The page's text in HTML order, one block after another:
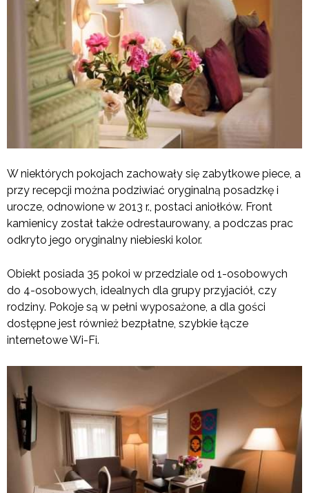
W niektórych pokojach zachowały się zabytkowe piece, a
przy recepcji można podziwiać oryginalną posadzkę i
urocze, odnowione w 2013 r., postaci aniołków. Front
kamienicy został także odrestaurowany, a podczas prac
odkryto jego oryginalny niebieski kolor.
Obiekt posiada 35 pokoi w przedziale od 1-osobowych
do 4-osobowych, idealnych dla grupy przyjaciół, czy
rodziny. Pokoje są w pełni wyposażone, a dla gości
dostępne jest również bezpłatne, szybkie łącze
internetowe Wi-Fi.